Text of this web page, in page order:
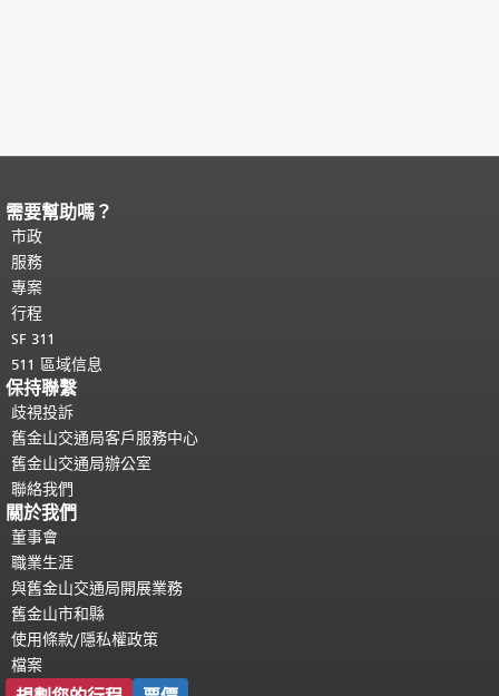
頁面內容結束。
都會重複顯示。
需要幫助嗎？
市政
服務
專案
行程
SF 311
511 區域信息
保持聯繫
歧視投訴
舊金山交通局客戶服務中心
舊金山交通局辦公室
聯絡我們
關於我們
董事會
職業生涯
與舊金山交通局開展業務
舊金山市和縣
使用條款/隱私權政策
檔案